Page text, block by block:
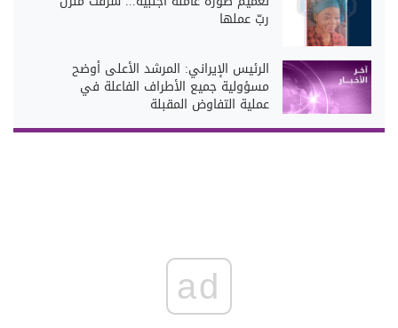
ربّ عملها
الرئيس الإيراني: المرشد الأعلى أوضح
مسؤولية جميع الأطراف الفاعلة في
عملية التفاوض المقبلة
ad